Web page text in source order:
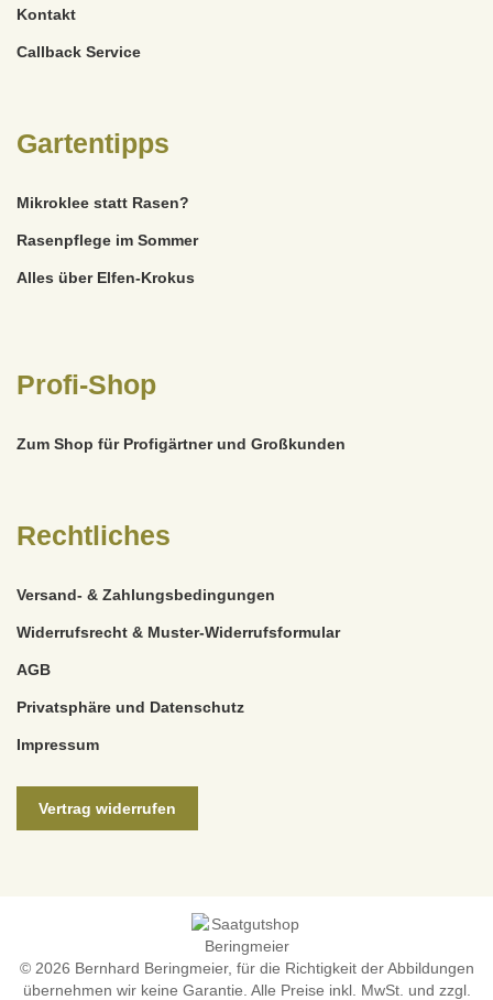
Kontakt
Callback Service
Gartentipps
Mikroklee statt Rasen?
Rasenpflege im Sommer
Alles über Elfen-Krokus
Profi-Shop
Zum Shop für Profigärtner und Großkunden
Rechtliches
Versand- & Zahlungsbedingungen
Widerrufsrecht & Muster-Widerrufsformular
AGB
Privatsphäre und Datenschutz
Impressum
Vertrag widerrufen
© 2026 Bernhard Beringmeier, für die Richtigkeit der Abbildungen
übernehmen wir keine Garantie. Alle Preise inkl. MwSt. und zzgl.